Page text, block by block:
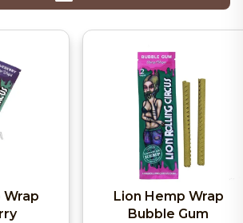
Wrap
Lion Hemp Wrap
Bubble Gum